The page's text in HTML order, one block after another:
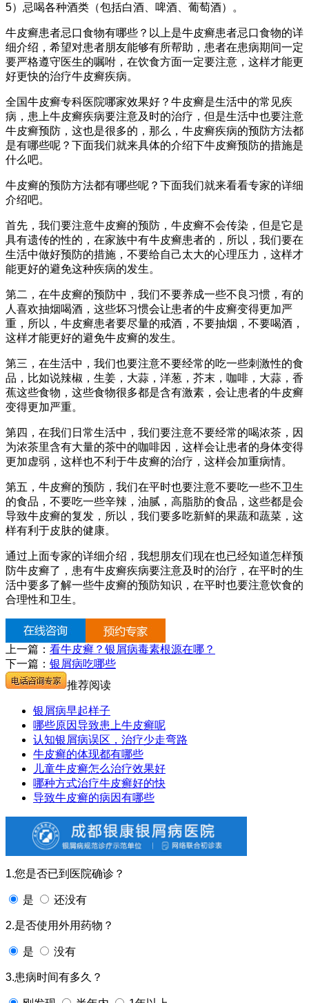
5）忌喝各种酒类（包括白酒、啤酒、葡萄酒）。
牛皮癣患者忌口食物有哪些？以上是牛皮癣患者忌口食物的详
细介绍，希望对患者朋友能够有所帮助，患者在患病期间一定
要严格遵守医生的嘱咐，在饮食方面一定要注意，这样才能更
好更快的治疗牛皮癣疾病。
全国牛皮癣专科医院哪家效果好？牛皮癣是生活中的常见疾
病，患上牛皮癣疾病要注意及时的治疗，但是生活中也要注意
牛皮癣预防，这也是很多的，那么，牛皮癣疾病的预防方法都
是有哪些呢？下面我们就来具体的介绍下牛皮癣预防的措施是
什么吧。
牛皮癣的预防方法都有哪些呢？下面我们就来看看专家的详细
介绍吧。
首先，我们要注意牛皮癣的预防，牛皮癣不会传染，但是它是
具有遗传的性的，在家族中有牛皮癣患者的，所以，我们要在
生活中做好预防的措施，不要给自己太大的心理压力，这样才
能更好的避免这种疾病的发生。
第二，在牛皮癣的预防中，我们不要养成一些不良习惯，有的
人喜欢抽烟喝酒，这些坏习惯会让患者的牛皮癣变得更加严
重，所以，牛皮癣患者要尽量的戒酒，不要抽烟，不要喝酒，
这样才能更好的避免牛皮癣的发生。
第三，在生活中，我们也要注意不要经常的吃一些刺激性的食
品，比如说辣椒，生姜，大蒜，洋葱，芥末，咖啡，大蒜，香
蕉这些食物，这些食物很多都是含有激素，会让患者的牛皮癣
变得更加严重。
第四，在我们日常生活中，我们要注意不要经常的喝浓茶，因
为浓茶里含有大量的茶中的咖啡因，这样会让患者的身体变得
更加虚弱，这样也不利于牛皮癣的治疗，这样会加重病情。
第五，牛皮癣的预防，我们在平时也要注意不要吃一些不卫生
的食品，不要吃一些辛辣，油腻，高脂肪的食品，这些都是会
导致牛皮癣的复发，所以，我们要多吃新鲜的果蔬和蔬菜，这
样有利于皮肤的健康。
通过上面专家的详细介绍，我想朋友们现在也已经知道怎样预
防牛皮癣了，患有牛皮癣疾病要注意及时的治疗，在平时的生
活中要多了解一些牛皮癣的预防知识，在平时也要注意饮食的
合理性和卫生。
上一篇： 看牛皮癣？银屑病毒素根源在哪？
下一篇： 银屑病吃哪些
推荐阅读
银屑病早起样子
哪些原因导致患上牛皮癣呢
认知银屑病误区，治疗少走弯路
牛皮癣的体现都有哪些
儿童牛皮癣怎么治疗效果好
哪种方式治疗牛皮癣好的快
导致牛皮癣的病因有哪些
1.您是否已到医院确诊？
是 还没有
2.是否使用外用药物？
是 没有
3.患病时间有多久？